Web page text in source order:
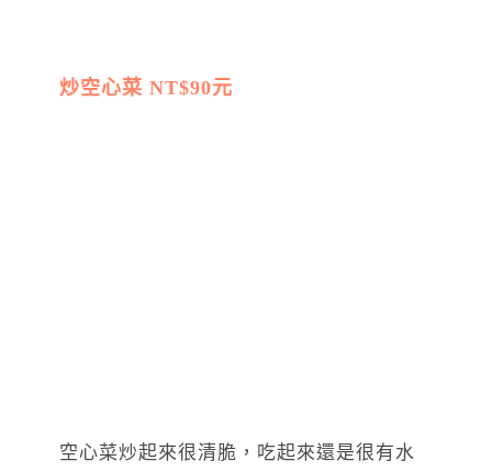
炒空心菜 NT$90元
空心菜炒起來很清脆，吃起來還是很有水